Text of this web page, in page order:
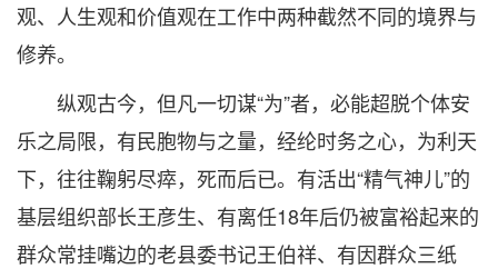
观、人生观和价值观在工作中两种截然不同的境界与
修养。
纵观古今，但凡一切谋“为”者，必能超脱个体安
乐之局限，有民胞物与之量，经纶时务之心，为利天
下，往往鞠躬尽瘁，死而后已。有活出“精气神儿”的
基层组织部长王彦生、有离任18年后仍被富裕起来的
群众常挂嘴边的老县委书记王伯祥、有因群众三纸